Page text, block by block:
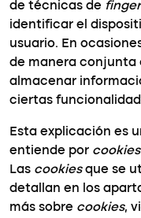
de técnicas de
identificar el
usuario. En
de manera conjunta
almacenar
ciertas
Esta explicación es
entiende por cookies
Las cookiesque se
detallan en los
más sobre cookies,